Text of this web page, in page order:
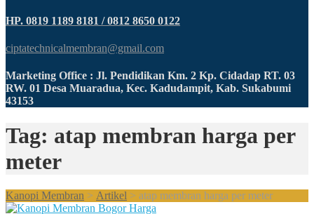
HP. 0819 1189 8181 / 0812 8650 0122
ciptatechnicalmembran@gmail.com
Marketing Office : Jl. Pendidikan Km. 2 Kp. Cidadap RT. 03
RW. 01 Desa Muaradua, Kec. Kadudampit, Kab. Sukabumi
43153
Tag: atap membran harga per
meter
Kanopi Membran > Artikel > atap membran harga per meter